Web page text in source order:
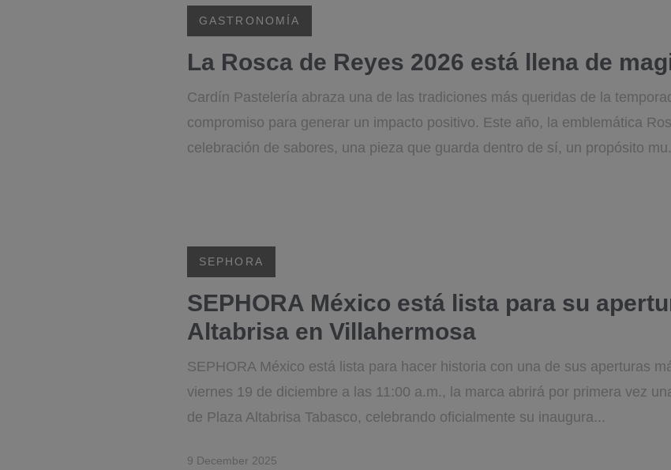
GASTRONOMÍA
La Rosca de Reyes 2026 está llena de
Cardín Pastelería abraza una de las tradiciones más queridas de la
compromiso para generar un impacto positivo. Este año, la emblemática
celebración de sabores, una pieza que guarda dentro de sí, un propósito
SEPHORA
SEPHORA México está lista para su
Altabrisa en Villahermosa
SEPHORA México está lista para hacer historia con una de sus aperturas
viernes 19 de diciembre a las 11:00 a.m., la marca abrirá por primera vez
de Plaza Altabrisa Tabasco, celebrando oficialmente su inaugura...
9 December 2025